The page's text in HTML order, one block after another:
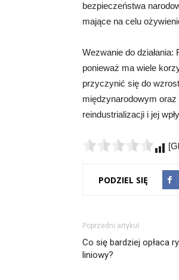
bezpieczeństwa
mające na celu
Wezwanie do
ponieważ ma wiele
przyczynić się do
międzynarodowym
reindustrializacji i jej
PODZIEL SIĘ
Poprzedni artykuł
Co się bardziej opłaca
liniowy?